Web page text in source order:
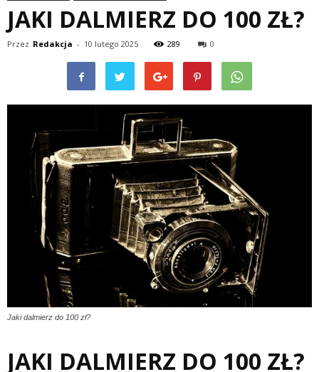
JAKI DALMIERZ DO 100 ZŁ?
Przez Redakcja - 10 lutego 2025 289 0
Jaki dalmierz do 100 zł?
JAKI DALMIERZ DO 100 ZŁ?